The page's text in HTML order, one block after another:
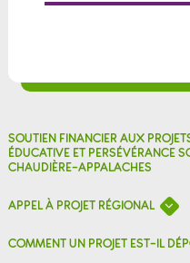
SOUTIEN FINANCIER AUX
ÉDUCATIVE ET PERSÉVÉRANCE
CHAUDIÈRE-APPALACHES
APPEL À PROJET RÉGIONAL
COMMENT UN PROJET EST-IL